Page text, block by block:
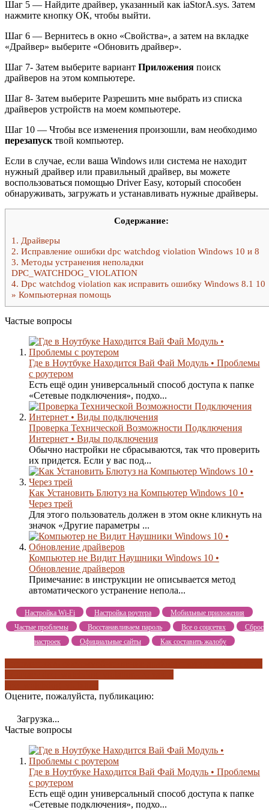
Шаг 5 — Найдите драйвер, указанный как iaStorA.sys. Затем
нажмите кнопку ОК, чтобы выйти.
Шаг 6 — Вернитесь в окно «Свойства», а затем на вкладке
«Драйвер» выберите «Обновить драйвер».
Шаг 7- Затем выберите вариант Приложения поиск
драйверов на этом компьютере.
Шаг 8- Затем выберите Разрешить мне выбрать из списка
драйверов устройств на моем компьютере.
Шаг 10 — Чтобы все изменения произошли, вам необходимо
перезапуск твой компьютер.
Если в случае, если ваша Windows или система не находит
нужный драйвер или правильный драйвер, вы можете
воспользоваться помощью Driver Easy, который способен
обнаруживать, загружать и устанавливать нужные драйверы.
Содержание:
1. Драйверы
2. Исправление ошибки dpc watchdog violation Windows 10 и 8
3. Методы устранения неполадки
DPC_WATCHDOG_VIOLATION
4. Dpc watchdog violation как исправить ошибку Windows 8.1 10
» Компьютерная помощь
Частые вопросы
Где в Ноутбуке Находится Вай Фай Модуль • Проблемы
с роутером
Есть ещё один универсальный способ доступа к папке
«Сетевые подключения», подхо...
Проверка Технической Возможности Подключения
Интернет • Виды подключения
Обычно настройки не сбрасываются, так что проверить
их придется. Если у вас под...
Как Установить Блютуз на Компьютер Windows 10 •
Через трей
Для этого пользователь должен в этом окне кликнуть на
значок «Другие параметры ...
Компьютер не Видит Наушники Windows 10 •
Обновление драйверов
Примечание: в инструкции не описывается метод
автоматического устранение непола...
Настройка Wi-Fi Настройка роутера
Мобильные приложения
Частые проблемы
Восстанавливаем пароль Все о соцсетях
Сброс
настроек
Официальные сайты Как составить жалобу
Оцените, пожалуйста, публикацию:
Загрузка...
Частые вопросы
Где в Ноутбуке Находится Вай Фай Модуль • Проблемы
с роутером
Есть ещё один универсальный способ доступа к папке
«Сетевые подключения», подхо...